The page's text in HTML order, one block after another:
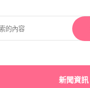
新聞資訊